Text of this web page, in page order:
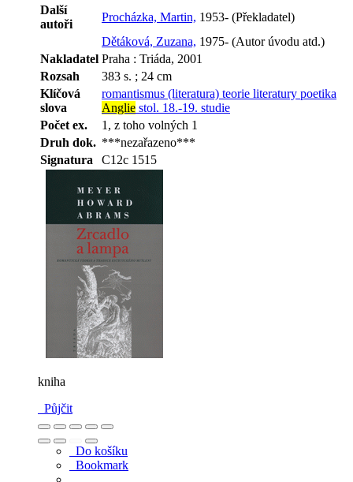
Další
autoři
Procházka, Martin, 1953- (Překladatel)
Dětáková, Zuzana, 1975- (Autor úvodu atd.)
Nakladatel Praha : Triáda, 2001
Rozsah
383 s. ; 24 cm
Klíčová
slova
romantismus (literatura) teorie literatury poetika
Anglie stol. 18.-19. studie
Počet ex.
1, z toho volných 1
Druh dok. ***nezařazeno***
Signatura
C12c 1515
kniha
Půjčit
Do košíku
Bookmark